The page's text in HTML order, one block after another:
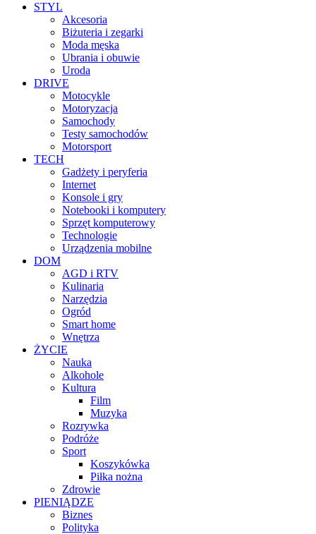
STYL
Akcesoria
Biżuteria i zegarki
Moda męska
Ubrania i obuwie
Uroda
DRIVE
Motocykle
Motoryzacja
Samochody
Testy samochodów
Motorsport
TECH
Gadżety i peryferia
Internet
Konsole i gry
Notebooki i komputery
Sprzęt komputerowy
Technologie
Urządzenia mobilne
DOM
AGD i RTV
Kulinaria
Narzędzia
Ogród
Smart home
Wnętrza
ŻYCIE
Nauka
Alkohole
Kultura
Film
Muzyka
Rozrywka
Podróże
Sport
Koszykówka
Piłka nożna
Zdrowie
PIENIĄDZE
Biznes
Polityka